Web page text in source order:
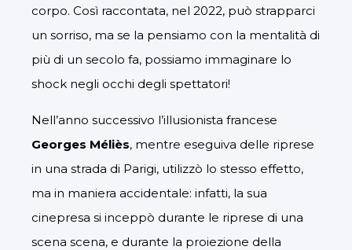
corpo. Così raccontata, nel 2022, può strapparci
un sorriso, ma se la pensiamo con la mentalità di
più di un secolo fa, possiamo immaginare lo
shock negli occhi degli spettatori!
Nell’anno successivo l’illusionista francese
Georges Méliès, mentre eseguiva delle riprese
in una strada di Parigi, utilizzò lo stesso effetto,
ma in maniera accidentale: infatti, la sua
cinepresa si inceppò durante le riprese di una
scena scena, e durante la proiezione della